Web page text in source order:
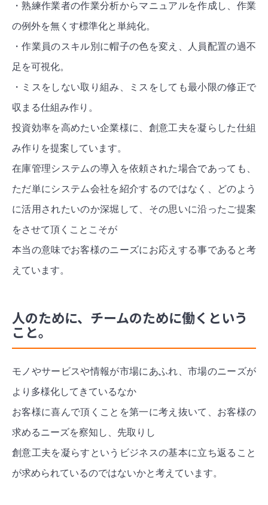
・熟練作業者の作業分析からマニュアルを作成し、作業
の例外を無くす標準化と単純化。
・作業員のスキル別に帽子の色を変え、人員配置の過不
足を可視化。
・ミスをしない取り組み、ミスをしても最小限の修正で
収まる仕組み作り。
投資効率を高めたい企業様に、創意工夫を凝らした仕組
み作りを提案しています。
在庫管理システムの導入を依頼された場合であっても、
ただ単にシステム会社を紹介するのではなく、どのよう
に活用されたいのか深堀して、その思いに沿ったご提案
をさせて頂くことこそが
本当の意味でお客様のニーズにお応えする事であると考
えています。
人のために、チームのために働くという
こと。
モノやサービスや情報が市場にあふれ、市場のニーズが
より多様化してきているなか
お客様に喜んで頂くことを第一に考え抜いて、お客様の
求めるニーズを察知し、先取りし
創意工夫を凝らすというビジネスの基本に立ち返ること
が求められているのではないかと考えています。